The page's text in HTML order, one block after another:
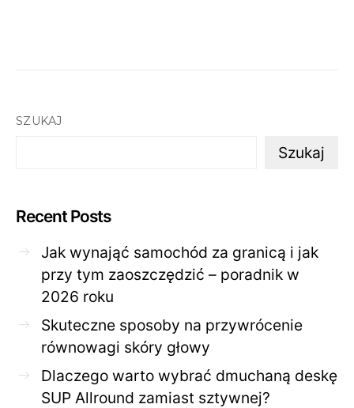
SZUKAJ
Szukaj
Recent Posts
Jak wynająć samochód za granicą i jak
przy tym zaoszczędzić – poradnik w
2026 roku
Skuteczne sposoby na przywrócenie
równowagi skóry głowy
Dlaczego warto wybrać dmuchaną deskę
SUP Allround zamiast sztywnej?